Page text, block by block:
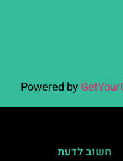
Powered by
חשוב לדעת